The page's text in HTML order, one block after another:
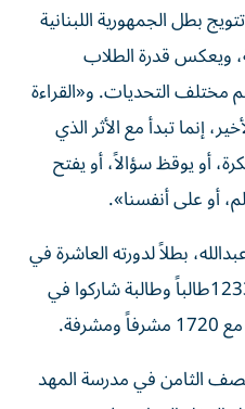
بطل الجمهورية اللبنانية
ويعكس قدرة الطلاب
مختلف التحديات. و«القراءة
إنما تبدأ مع الأثر الذي
أو يوقظ سؤالاً، أو يفتح
أو على أنفسنا».
بطلاً لدورته العاشرة في
الجمهورية اليمنية، من بين 123334طالباً وطالبة شاركوا في
الثامن في مدرسة المهد